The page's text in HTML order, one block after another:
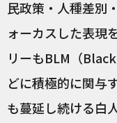
民政策・人種差別
ォーカスした表現
リーもBLM（
どに積極的に関与
も蔓延し続ける白